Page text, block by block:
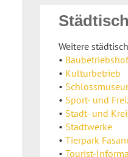
Weitere
• Baubetriebshof
• Kulturbetrieb
•
• Sport- und
• Stadt- und
• Stadtwerke
• Tierpark
• Tourist-